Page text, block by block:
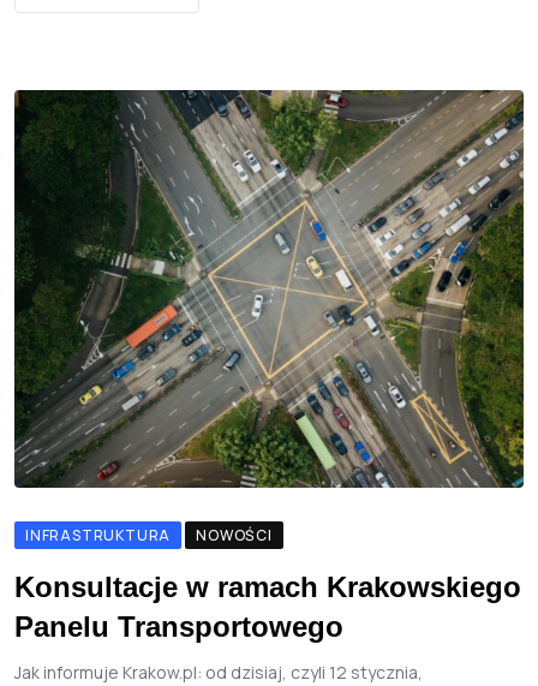
INFRASTRUKTURA NOWOŚCI
Konsultacje w ramach Krakowskiego
Panelu Transportowego
Jak informuje Krakow.pl: od dzisiaj, czyli 12 stycznia,